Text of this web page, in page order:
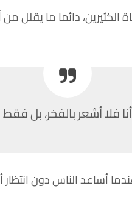
الكثيرين، دائما ما
فلا أشعر بالفخر، بل
أساعد الناس دون